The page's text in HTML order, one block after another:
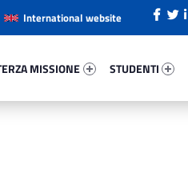
MISSIONE
STUDENTI
International website